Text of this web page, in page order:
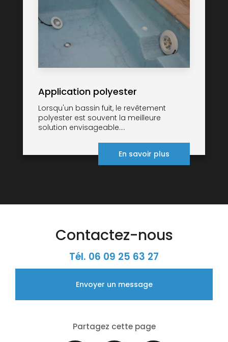
Application polyester
Lorsqu'un bassin fuit, le revêtement
polyester est souvent la meilleure
solution envisageable....
En savoir plus
Contactez-nous
Tél. 06 09 25 63 27
Envoyer un message
Partagez cette page